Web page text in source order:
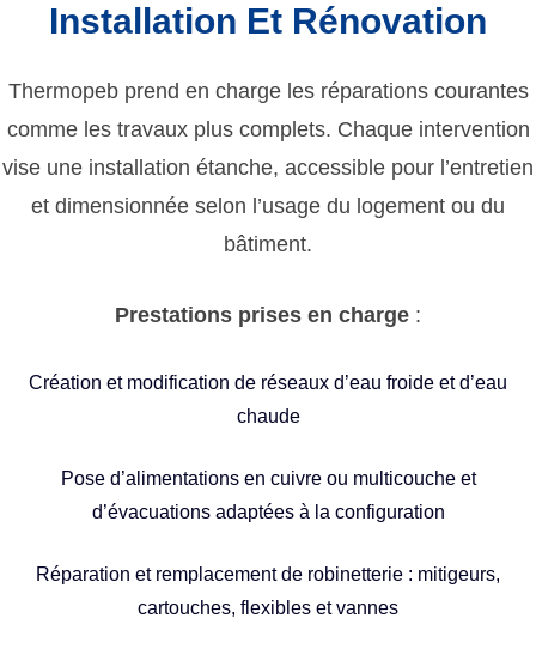
Installation Et Rénovation
Thermopeb prend en charge les réparations courantes
comme les travaux plus complets. Chaque intervention
vise une installation étanche, accessible pour l’entretien
et dimensionnée selon l’usage du logement ou du
bâtiment.
Prestations prises en charge :
Création et modification de réseaux d’eau froide et d’eau
chaude
Pose d’alimentations en cuivre ou multicouche et
d’évacuations adaptées à la configuration
Réparation et remplacement de robinetterie : mitigeurs,
cartouches, flexibles et vannes